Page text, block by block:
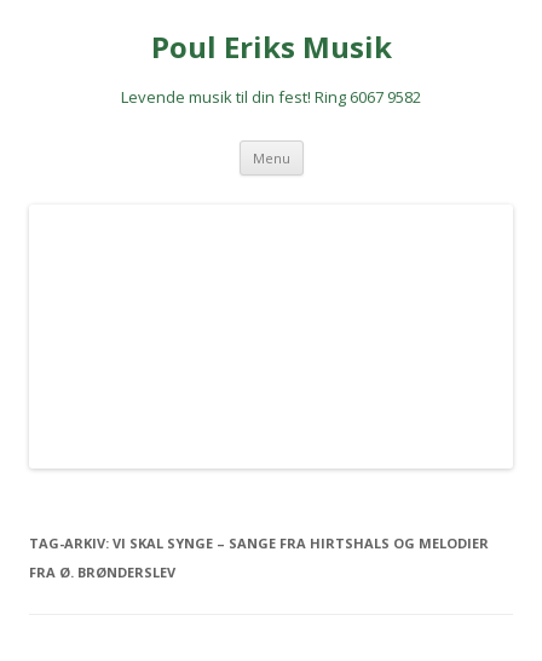
Poul Eriks Musik
Levende musik til din fest! Ring 6067 9582
Menu Hop
indhold
TAG-ARKIV: VI SKAL SYNGE – SANGE FRA HIRTSHALS OG MELODIER
FRA Ø. BRØNDERSLEV